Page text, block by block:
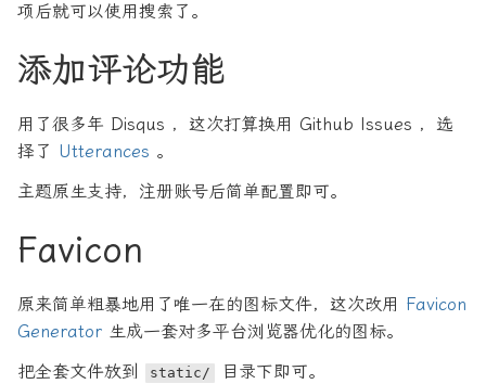
项后就可以使用搜索了。
添加评论功能
用了很多年 Disqus ，这次打算换用 Github Issues ，选
择了 Utterances 。
主题原生支持，注册账号后简单配置即可。
Favicon
原来简单粗暴地用了唯一在的图标文件，这次改用 Favicon
Generator 生成一套对多平台浏览器优化的图标。
把全套文件放到
static/ 目录下即可。